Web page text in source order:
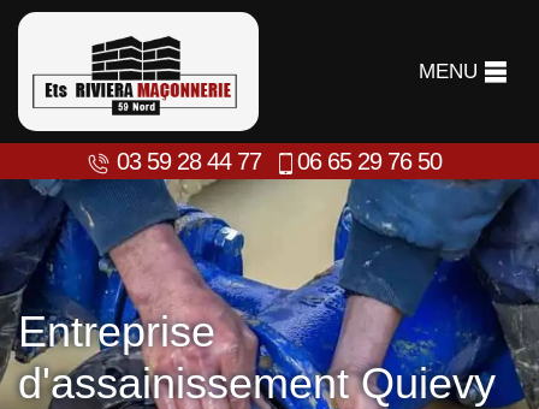
MENU
03 59 28 44 77 06 65 29 76 50
Entreprise
d'assainissement Quievy